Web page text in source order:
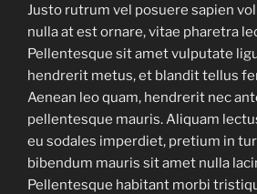
Justo rutrum vel posuere sapien
nulla at est ornare, vitae pharetra
Pellentesque sit amet vulputate
hendrerit metus, et blandit tellus
Aenean leo quam, hendrerit nec
pellentesque mauris. Aliquam
eu sodales imperdiet, pretium in
bibendum mauris sit amet nulla
Pellentesque habitant morbi